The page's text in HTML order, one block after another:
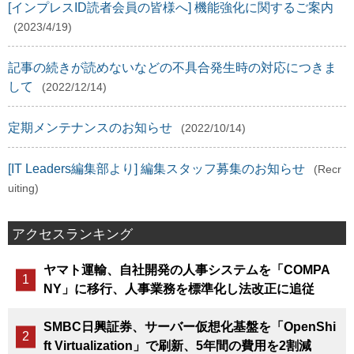
[インプレスID読者会員の皆様へ] 機能強化に関するご案内
(2023/4/19)
記事の続きが読めないなどの不具合発生時の対応につきま
して
(2022/12/14)
定期メンテナンスのお知らせ (2022/10/14)
[IT Leaders編集部より] 編集スタッフ募集のお知らせ
(Recr
uiting)
アクセスランキング
ヤマト運輸、自社開発の人事システムを「COMPA
NY」に移行、人事業務を標準化し法改正に追従
SMBC日興証券、サーバー仮想化基盤を「OpenShi
ft Virtualization」で刷新、5年間の費用を2割減